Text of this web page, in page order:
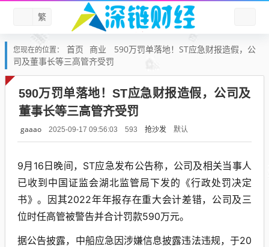
繁
您现在的位置： 首页 商业
590万罚单落地！ST应急财报造假，公
司及董事长等三高管齐受罚
590万罚单落地！ST应急财报造假，公司及
董事长等三高管齐受罚
gaaao 2025-09-17 09:56:03 593 抢沙发 默认
9月16日晚间，ST应急发布公告称，公司及相关当事人
已收到中国证监会湖北监管局下发的《行政处罚决定
书》。因其2022年年报存在重大会计差错，公司及三
位时任高管被警告并合计罚款590万元。
据公告披露，中船应急因涉嫌信息披露违法违规，于20